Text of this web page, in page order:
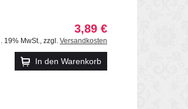
3,89 €
19% MwSt., zzgl. Versandkosten
In den Warenkorb